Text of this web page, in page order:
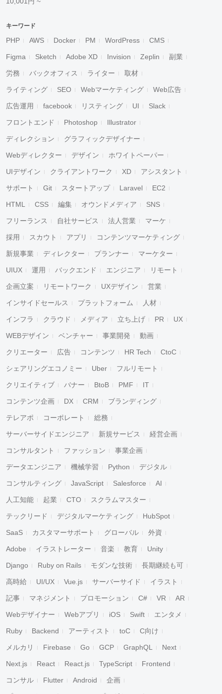
キーワード
PHP AWS Docker PM WordPress CMS
Figma Sketch Adobe XD Invision Zeplin 副業
労務 バックオフィス ライター 取材
ライティング SEO Webマーケティング Web広告
広告運用 facebook リスティング UI Slack
フロントエンド Photoshop Illustrator
ディレクション グラフィックデザイナー
Webディレクター デザイン ホワイトペーパー
UIデザイン クライアントワーク XD アシスタント
サポート Git スタートアップ Laravel EC2
HTML CSS 編集 オウンドメディア SNS
フリーランス 自社サービス 法人営業 マーケ
採用 スカウト アプリ コンテンツマーケティング
新規事業 ディレクター プランナー マーケター
UIUX 運用 バックエンド エンジニア リモート
企画立案 リモートワーク UXデザイン 営業
インサイドセールス プラットフォーム 人材
インフラ クラウド メディア 立ち上げ PR UX
WEBデザイン ベンチャー 事業開発 動画
クリエーター 広告 コンテンツ HR Tech CtoC
シェアリングエコノミー Uber フルリモート
クリエイティブ バナー BtoB PMF IT
コンテンツ企画 DX CRM ブランディング
テレアポ コーポレート 総務
サーバーサイドエンジニア 新規サービス 経営企画
コンサルタント ファッション 事業企画
データエンジニア 機械学習 Python デジタル
コンサルティング JavaScript Salesforce AI
人工知能 起業 CTO スクラムマスター
テックリード デジタルマーケティング HubSpot
SaaS カスタマーサポート グローバル 外資
Adobe イラストレーター 音楽 教育 Unity
Django Ruby on Rails モダンな技術 長期継続も可
高時給 UI/UX Vue.js サーバーサイド イラスト
記事 マネジメント プロモーション C# VR AR
Webデザイナー Webアプリ iOS Swift エンタメ
Ruby Backend アーティスト toC C向け
メルカリ Firebase Go GCP GraphQL Next
Next.js React React.js TypeScript Frontend
コンサル Flutter Android 企画